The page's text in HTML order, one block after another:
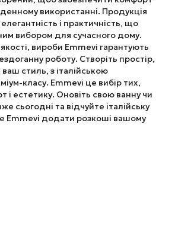
використанні. Продукція
і практичність, що
вибором для сучасного дому.
вироби Emmevi гарантують
роботу. Створіть простір,
стиль, з італійською
класу. Emmevi це вибір тих,
і естетику. Оновіть свою ванну чи
сьогодні та відчуйте італійську
Emmevi додати розкоші вашому